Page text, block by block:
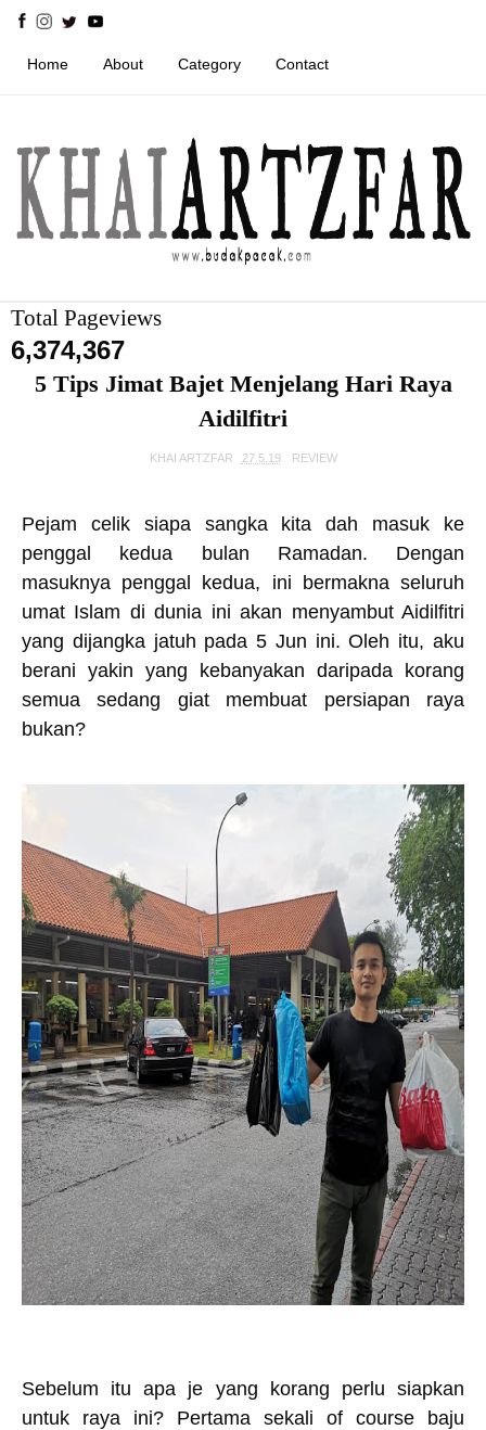
Home About Category Contact
Total Pageviews
6,374,367
5 Tips Jimat Bajet Menjelang Hari Raya
Aidilfitri
KHAI ARTZFAR 27.5.19 REVIEW
Pejam celik siapa sangka kita dah masuk ke
penggal kedua bulan Ramadan. Dengan
masuknya penggal kedua, ini bermakna seluruh
umat Islam di dunia ini akan menyambut Aidilfitri
yang dijangka jatuh pada 5 Jun ini. Oleh itu, aku
berani yakin yang kebanyakan daripada korang
semua sedang giat membuat persiapan raya
bukan?
Sebelum itu apa je yang korang perlu siapkan
untuk raya ini? Pertama sekali of course baju